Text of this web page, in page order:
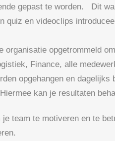
gepast te worden. Dit
quiz en videoclips
organisatie opgetrommeld
Finance, alle
opgehangen en
kan je resultaten
team te motiveren en te